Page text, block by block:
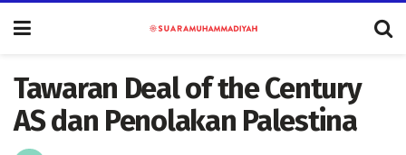
Tawaran Deal of the Century
AS dan Penolakan Palestina